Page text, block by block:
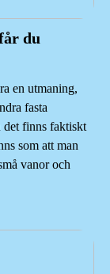
du
en utmaning,
fasta
det finns faktiskt
som att man
vanor och